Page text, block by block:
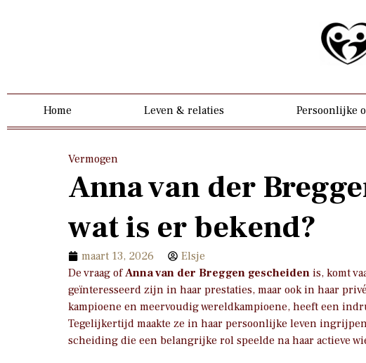
Home Leven & relaties Persoonlijke
Vermogen
Anna van der
wat is er bekend?
maart 13, 2026
Elsje
De vraag ofAnna van der Breggen gescheiden is, komt
geïnteresseerd zijn in haar prestaties, maar ook in haar
kampioene en meervoudig wereldkampioene, heeft een
Tegelijkertijd maakte ze in haar persoonlijke leven
scheiding die een belangrijke rol speelde na haar actieve